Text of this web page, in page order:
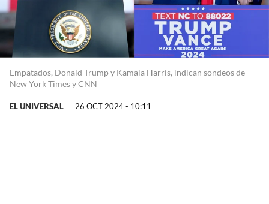
Empatados, Donald Trump y Kamala Harris, indican sondeos de
New York Times y CNN
EL UNIVERSAL 26 OCT 2024 - 10:11